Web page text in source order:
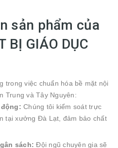
sản phẩm của
BỊ GIÁO DỤC
trong việc chuẩn hóa bề mặt nội
Trung và Tây Nguyên:
Chúng tôi kiểm soát trực
tại xưởng Đà Lạt, đảm bảo chất
sách: Đội ngũ chuyên gia sẽ